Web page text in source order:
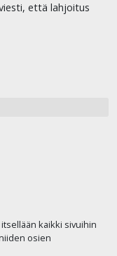
että lahjoitus
kaikki sivuihin
osien